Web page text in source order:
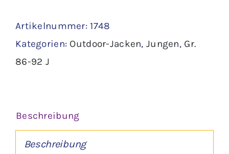
Artikelnummer: 1748
Kategorien: Outdoor-Jacken, Jungen, Gr.
86-92 J
Beschreibung
Beschreibung